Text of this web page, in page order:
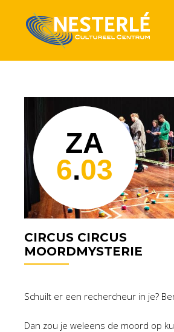
ZA
6.03
CIRCUS CIRCUS
MOORDMYSTERIE
Schuilt er een rechercheur in je?
Dan zou je weleens de moord op